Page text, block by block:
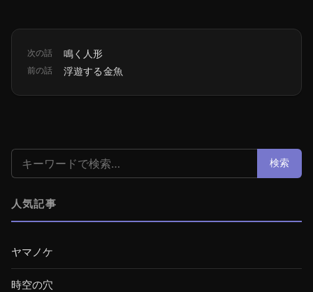
次の話 鳴く人形
前の話 浮遊する金魚
検索: 検索
人気記事
ヤマノケ
時空の穴